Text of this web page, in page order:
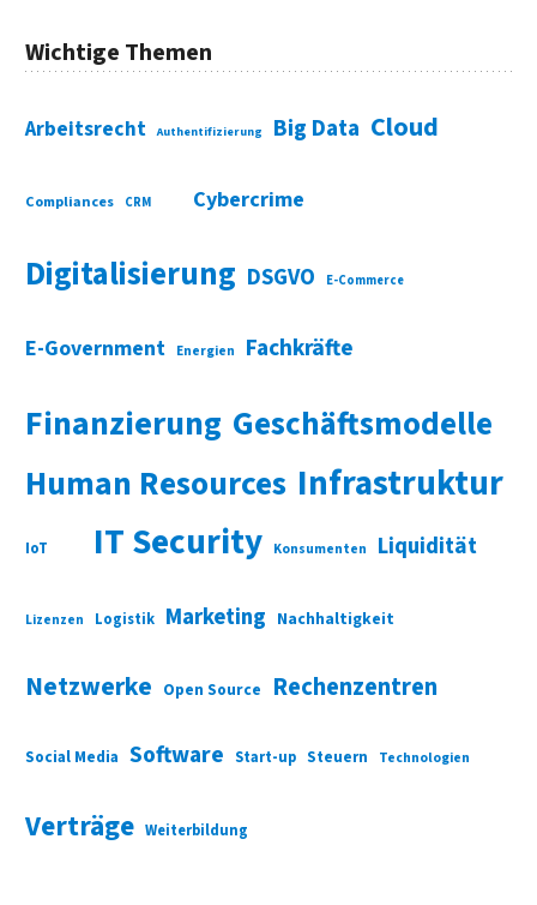
Wichtige Themen
Arbeitsrecht Authentifizierung Big Data Cloud
Compliances CRM Cybercrime
Digitalisierung DSGVO E-Commerce
E-Government Energien Fachkräfte
Finanzierung Geschäftsmodelle
Human Resources Infrastruktur
IoT IT Security Konsumenten Liquidität
Lizenzen Logistik Marketing Nachhaltigkeit
Netzwerke Open Source Rechenzentren
Social Media Software Start-up Steuern Technologien
Verträge Weiterbildung